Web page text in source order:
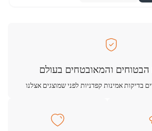
והמאובטחים בעולם
בדיקות אמינות קפדניות לפני שמוצגים אצלנו